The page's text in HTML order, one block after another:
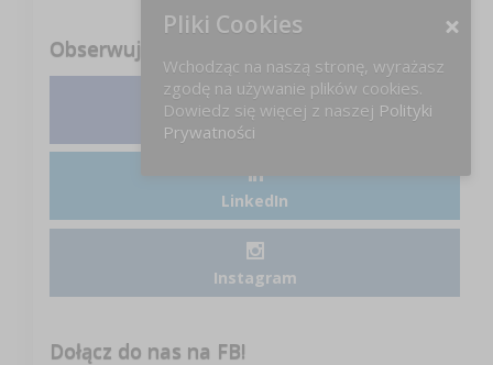
Obserwuj nas
Facebook
LinkedIn
Instagram
Dołącz do nas na FB!
Pliki Cookies
Wchodząc na naszą stronę, wyrażasz
zgodę na używanie plików cookies.
Dowiedz się więcej z naszej Polityki
Prywatności